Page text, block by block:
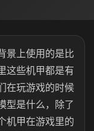
景上使用的是比
这些机甲都是有
在玩游戏的时候
型是什么，除了
机甲在游戏里的